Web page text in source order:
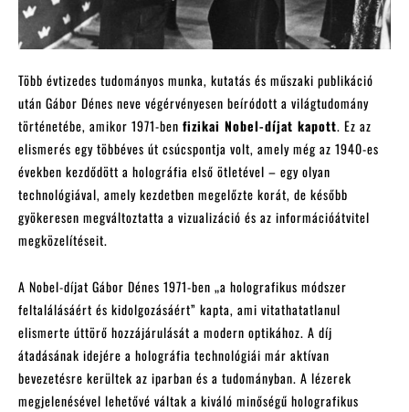
Több évtizedes tudományos munka, kutatás és műszaki publikáció
után Gábor Dénes neve végérvényesen beíródott a világtudomány
történetébe, amikor 1971-ben fizikai Nobel-díjat kapott. Ez az
elismerés egy többéves út csúcspontja volt, amely még az 1940-es
években kezdődött a holográfia első ötletével – egy olyan
technológiával, amely kezdetben megelőzte korát, de később
gyökeresen megváltoztatta a vizualizáció és az információátvitel
megközelítéseit.
A Nobel-díjat Gábor Dénes 1971-ben „a holografikus módszer
feltalálásáért és kidolgozásáért” kapta, ami vitathatatlanul
elismerte úttörő hozzájárulását a modern optikához. A díj
átadásának idejére a holográfia technológiái már aktívan
bevezetésre kerültek az iparban és a tudományban. A lézerek
megjelenésével lehetővé váltak a kiváló minőségű holografikus